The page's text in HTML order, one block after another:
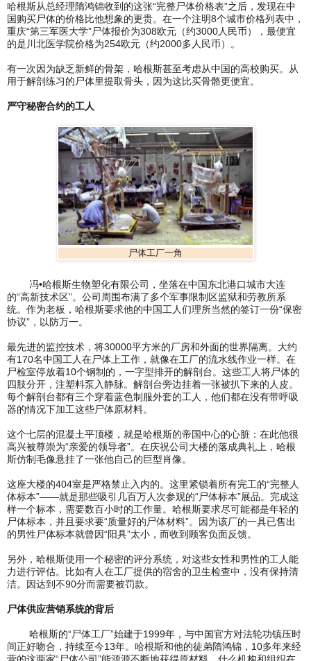
哈根斯从总经理隋鸿锦收到的这张“完整尸体价格表”之后，发现在中
国购买尸体的价格比他想象的更贵。在一个注明8个城市价格列表中，
重庆“第三军医大学”尸体报价为308欧元（约3000人民币），最便宜
的是川北医学院价格为254欧元（约2000多人民币）。
有一次因为缺乏新鲜的骨架，哈根斯甚至考虑从中国的高校购买。从
用于解剖练习的尸体里提取骨头，因为这比买骨骼更便宜。
严守秘密合约的工人
尸体工厂一角
冯•哈根斯生物塑化有限公司，坐落在中国东北港口城市大连
的“高新技术区”。公司周围布满了多个军事限制区监狱和劳教所系
统。作为老板，哈根斯要求他的中国工人们理所当然的签订一份“保密
协议”，以防万一。
最先进的监控技术，将30000平方米的厂房和外面的世界隔离。大约
有170名中国工人在尸体上工作，就像在工厂的流水线作业一样。在
尸检室停放着10个钢制的，一字型排开的解剖台。这些工人将尸体的
四肢分开，注塑料泵入静脉。解剖台旁边挂着一张被扒下来的人皮。
每个解剖台都有三个穿着蓝色制服外套的工人，他们都在没有带呼吸
器的情况下加工这些尸体原材料。
这个七层的混凝土平顶楼，就是哈根斯的帝国中心的心脏：在此他很
高兴被尊崇为“亲爱的领导者”。在庆祝公司大楼的落成典礼上，哈根
斯仿制毛像悬挂了一张他自己的巨型肖像。
这座大楼的404室是严格禁止入内的。这里紧锁着所有完工的“完整人
体标本”——就是那些吸引几百万人次参观的“尸体标本”展品。完成这
样一个标本，需要数百小时的工作量。哈根斯要求尽可能都是年轻的
尸体标本，并且要求要“质量好的尸体材料”。因为该厂的一具已售出
的男性尸体标本就曾因“阳具”太小，而收到顾客负面反馈。
另外，哈根斯使用一个秘密的评分系统，对这些女性和男性的工人能
力进行评估。比如有人在工厂提供的宿舍的卫生检查中，没有保持清
洁。因达到不90分而需要被罚款。
尸体供应营销系统的背后
哈根斯的“尸体工厂”始建于1999年，与中国官方对法轮功镇压时
间正好吻合，持续至今13年。哈根斯和他的徒弟隋鸿锦，10多年来经